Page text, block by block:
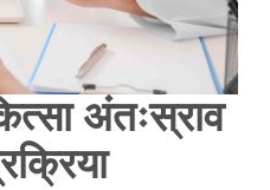
अंतःस्राव